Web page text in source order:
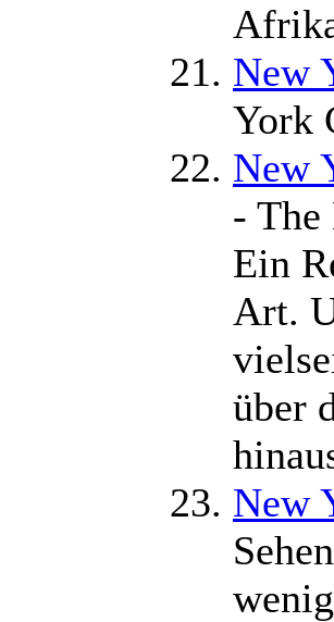
New
York
New
-
Ein
Art.
über
New